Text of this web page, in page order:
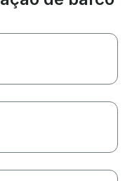
everything
anyone